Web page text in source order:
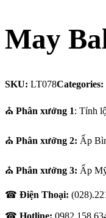
May
SKU: LT078Categories:
⛪ Phân xưởng 1: Tỉnh
⛪ Phân xưởng 2: Ấp
⛪ Phân xưởng 3: Ấp
☎ Điện Thoại:
☎ Hotline: